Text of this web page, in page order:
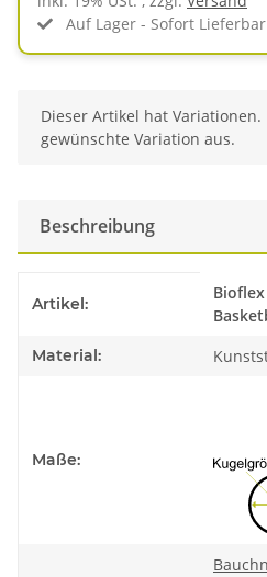
Auf Lager - Sofort Lieferbar
x
Dieser Artikel hat
gewünschte Variation aus.
Beschreibung
Artikel:
Material:
Maße: